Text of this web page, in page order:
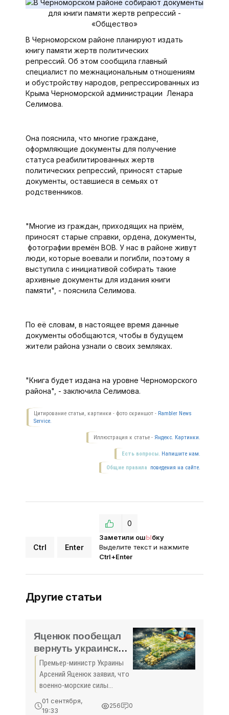
В Черноморском районе планируют издать
книгу памяти жертв политических
репрессий. Об этом сообщила главный
специалист по межнациональным отношениям
и обустройству народов, репрессированных из
Крыма Черноморской администрации Ленара
Селимова.
Она пояснила, что многие граждане,
оформляющие документы для получение
статуса реабилитированных жертв
политических репрессий, приносят старые
документы, оставшиеся в семьях от
родственников.
"Многие из граждан, приходящих на приём,
приносят старые справки, ордена, документы,
фотографии времён ВОВ. У нас в районе живут
люди, которые воевали и погибли, поэтому я
выступила с инициативой собирать такие
архивные документы для издания книги
памяти", - пояснила Селимова.
По её словам, в настоящее время данные
документы обобщаются, чтобы в будущем
жители района узнали о своих земляках.
"Книга будет издана на уровне Черноморского
района", - заключила Селимова.
Цитирование статьи, картинки - фото скриншот - Rambler News
Service.
Иллюстрация к статье - Яндекс. Картинки.
Есть вопросы. Напишите нам.
Общие правила поведения на сайте.
Ctrl Enter
Заметили ошЫбку
Выделите текст и нажмите
Ctrl+Enter
0
Другие статьи
Яценюк пообещал
вернуть украинский
флот в Крым -
«Новости Крыма»
Премьер-министр Украины
Арсений Яценюк заявил, что
военно-морские силы
Украины вернутся в Крым.
Об этом сообщается на
01 сентября,
19:33
256 0